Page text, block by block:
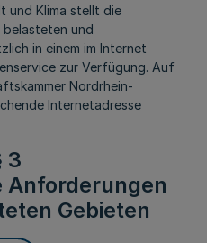
und Klima stellt die
belasteten und
in einem im Internet
zur Verfügung. Auf
Nordrhein-
Internetadresse
3
Anforderungen
Gebieten